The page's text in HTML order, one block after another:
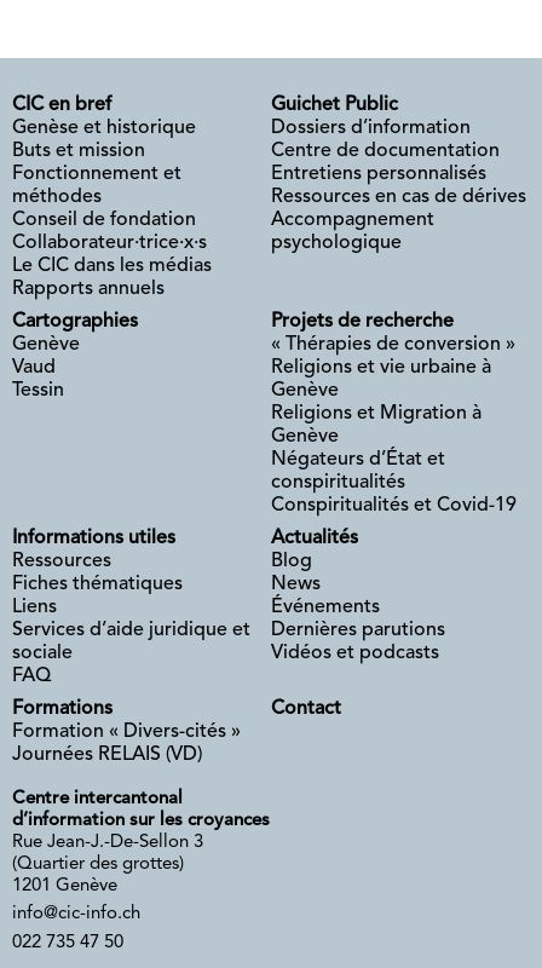
CIC en bref
Genèse et historique
Buts et mission
Fonctionnement et
méthodes
Conseil de fondation
Collaborateur·trice·x·s
Le CIC dans les médias
Rapports annuels
Guichet Public
Dossiers d’information
Centre de documentation
Entretiens personnalisés
Ressources en cas de dérives
Accompagnement
psychologique
Cartographies
Genève
Vaud
Tessin
Projets de recherche
« Thérapies de conversion »
Religions et vie urbaine à
Genève
Religions et Migration à
Genève
Négateurs d’État et
conspiritualités
Conspiritualités et Covid-19
Informations utiles
Ressources
Fiches thématiques
Liens
Services d’aide juridique et
sociale
FAQ
Actualités
Blog
News
Événements
Dernières parutions
Vidéos et podcasts
Formations
Formation « Divers-cités »
Journées RELAIS (VD)
Contact
Centre intercantonal
d’information sur les croyances
Rue Jean-J.-De-Sellon 3
(Quartier des grottes)
1201 Genève
info@cic-info.ch
022 735 47 50